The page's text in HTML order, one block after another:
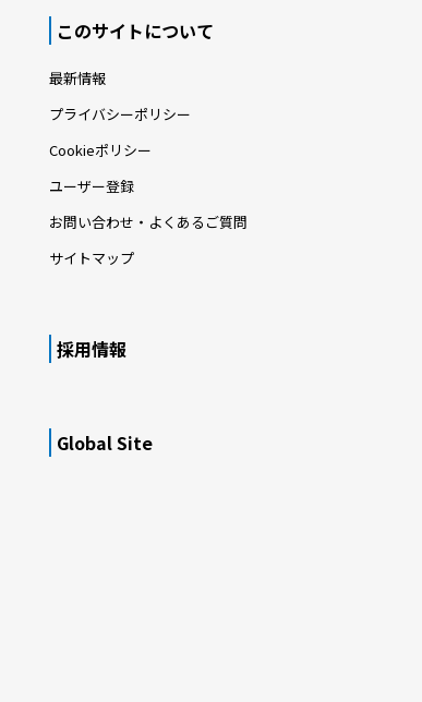
このサイトについて
最新情報
プライバシーポリシー
Cookieポリシー
ユーザー登録
お問い合わせ・よくあるご質問
サイトマップ
採用情報
Global Site